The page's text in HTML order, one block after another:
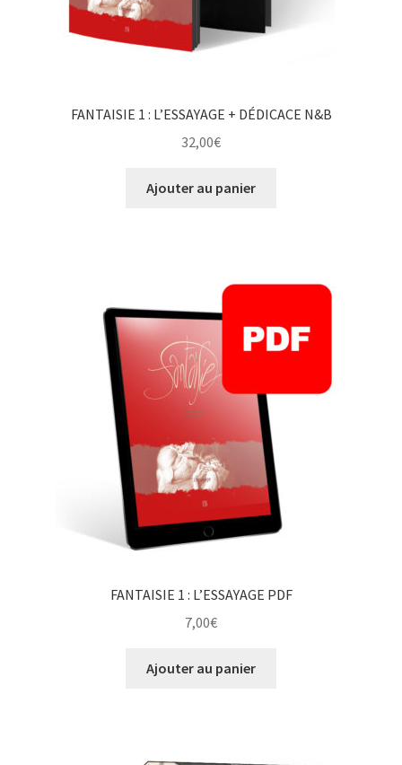
FANTAISIE 1 : L’ESSAYAGE + DÉDICACE N&B
32,00€
Ajouter au panier
FANTAISIE 1 : L’ESSAYAGE PDF
7,00€
Ajouter au panier